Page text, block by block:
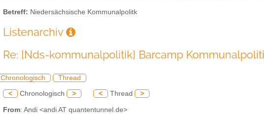
Betreff: Niedersächsische Kommunalpolitk
Listenarchiv
Re: [Nds-kommunalpolitik] Barcamp
Chronologisch Thread
< Chronologisch > < Thread >
From: Andi <andi AT quantentunnel.de>